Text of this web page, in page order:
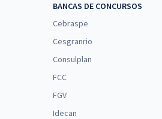
BANCAS DE CONCURSOS
Cebraspe
Cesgranrio
Consulplan
FCC
FGV
Idecan